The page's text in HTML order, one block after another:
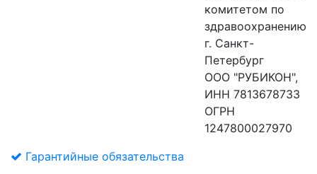
комитетом по
здравоохранению
г. Санкт-
Петербург
ООО "РУБИКОН",
ИНН 7813678733
ОГРН
1247800027970
Гарантийные обязательства